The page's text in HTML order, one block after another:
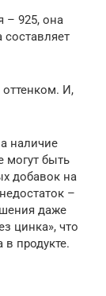
– 925, она
составляет
И,
наличие
могут быть
добавок на
–
даже
цинка», что
в продукте.